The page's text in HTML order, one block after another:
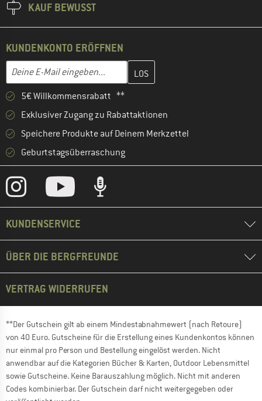
KAUF BEWUSST
KUNDENKONTO ERÖFFNEN
E-Mail-Adresse
Gib hier deine E-Mail-Adresse ein und erstelle im nächsten
5€ Willkommensrabatt **
Exklusiver Zugang zu Rabattaktionen
Speichere Produkte auf Deinem Merkzettel
Geburtstagsüberraschung
KUNDENSERVICE
ÜBER DIE BERGFREUNDE
VERTRAG WIDERRUFEN
**Der Gutschein gilt ab einem Mindestabnahmewert (nach Retoure)
von 40 Euro. Gutscheine für die Erstellung eines Kundenkontos können
nur einmal pro Person und Bestellung eingelöst werden. Nicht
anwendbar auf die Kategorien Bücher & Karten, Outdoor Lebensmittel
sowie Gutscheine. Keine Barauszahlung möglich. Nicht mit anderen
Codes kombinierbar. Der Gutschein darf nicht weitergegeben oder